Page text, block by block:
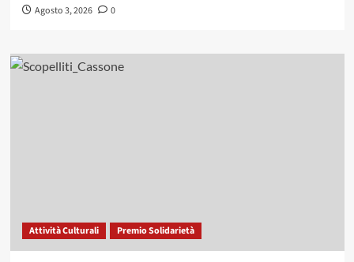
Agosto 3, 2026 0
Attività Culturali Premio Solidarietà